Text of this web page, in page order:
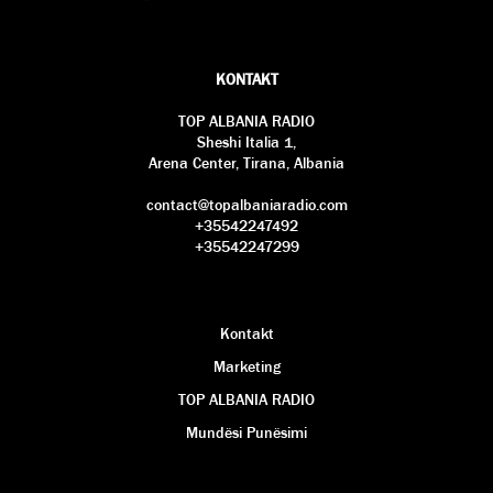
KONTAKT
TOP ALBANIA RADIO
Sheshi Italia 1,
Arena Center, Tirana, Albania
contact@topalbaniaradio.com
+35542247492
+35542247299
Kontakt
Marketing
TOP ALBANIA RADIO
Mundësi Punësimi